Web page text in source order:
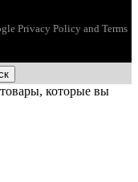
Privacy Policy and Terms
которые вы